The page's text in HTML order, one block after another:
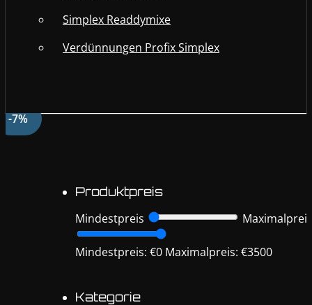
Simplex Readdymixe
Verdünnungen Profix Simplex
Produktpreis
Mindestpreis
Maximalpreis
Mindestpreis: €0 Maximalpreis: €3500
Kategorie
-7%